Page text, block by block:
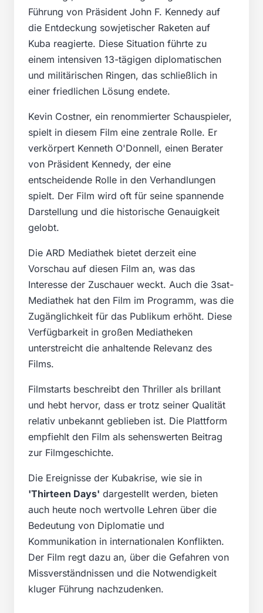
Führung von Präsident John F. Kennedy auf
die Entdeckung sowjetischer Raketen auf
Kuba reagierte. Diese Situation führte zu
einem intensiven 13-tägigen diplomatischen
und militärischen Ringen, das schließlich in
einer friedlichen Lösung endete.
Kevin Costner, ein renommierter Schauspieler,
spielt in diesem Film eine zentrale Rolle. Er
verkörpert Kenneth O'Donnell, einen Berater
von Präsident Kennedy, der eine
entscheidende Rolle in den Verhandlungen
spielt. Der Film wird oft für seine spannende
Darstellung und die historische Genauigkeit
gelobt.
Die ARD Mediathek bietet derzeit eine
Vorschau auf diesen Film an, was das
Interesse der Zuschauer weckt. Auch die 3sat-
Mediathek hat den Film im Programm, was die
Zugänglichkeit für das Publikum erhöht. Diese
Verfügbarkeit in großen Mediatheken
unterstreicht die anhaltende Relevanz des
Films.
Filmstarts beschreibt den Thriller als brillant
und hebt hervor, dass er trotz seiner Qualität
relativ unbekannt geblieben ist. Die Plattform
empfiehlt den Film als sehenswerten Beitrag
zur Filmgeschichte.
Die Ereignisse der Kubakrise, wie sie in
'Thirteen Days' dargestellt werden, bieten
auch heute noch wertvolle Lehren über die
Bedeutung von Diplomatie und
Kommunikation in internationalen Konflikten.
Der Film regt dazu an, über die Gefahren von
Missverständnissen und die Notwendigkeit
kluger Führung nachzudenken.